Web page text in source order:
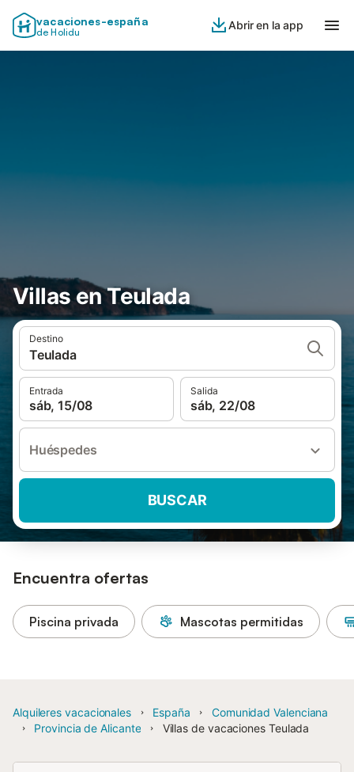
vacaciones-españa
de Holidu
Abrir en la app
Villas en Teulada
Destino
Teulada
Entrada
sáb, 15/08
Salida
sáb, 22/08
Huéspedes
BUSCAR
Encuentra ofertas
Piscina privada Mascotas permitidas
Alquileres vacacionales España
Comunidad Valenciana
Provincia de Alicante
Villas de vacaciones Teulada